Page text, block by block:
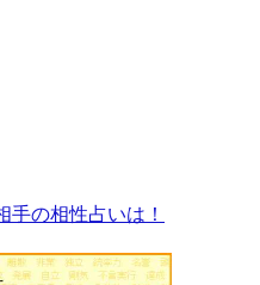
手の相性占いは！